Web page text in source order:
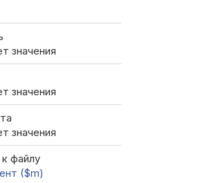
значения
значения
значения
файлу
($m)